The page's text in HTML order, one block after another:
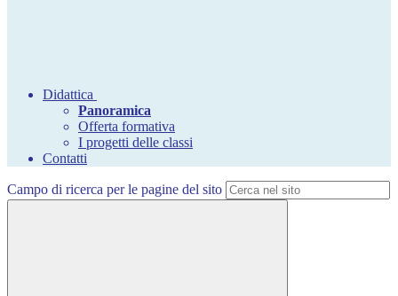
Didattica
Panoramica
Offerta formativa
I progetti delle classi
Contatti
Campo di ricerca per le pagine del sito